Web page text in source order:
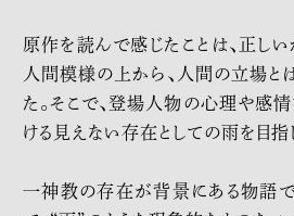
原作を読んで感じたことは、正し
人間模様の上から、人間の立場と
た。そこで、登場人物の心理や感
ける見えない存在としての雨を目指
一神教の存在が背景にある物語で